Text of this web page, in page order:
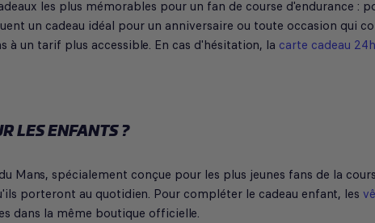
les plus mémorables pour un fan de course d'endurance :
un cadeau idéal pour un anniversaire ou toute occasion qui
à un tarif plus accessible. En cas d'hésitation, la carte cadeau
LES ENFANTS ?
spécialement conçue pour les plus jeunes fans de la
porteront au quotidien. Pour compléter le cadeau enfant, les
dans la même boutique officielle.